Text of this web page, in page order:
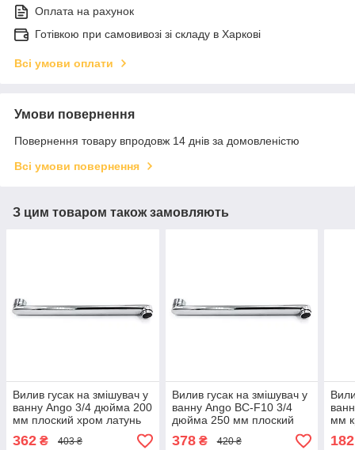
Оплата на рахунок
Готівкою при самовивозі зі складу в Харкові
Всі умови оплати
Умови повернення
Повернення товару впродовж 14 днів за домовленістю
Всі умови повернення
З цим товаром також замовляють
Вилив гусак на змішувач у
ванну Ango 3/4 дюйма 200
мм плоский хром латунь
362 ₴ 403 ₴
Вилив гусак на змішувач у
ванну Ango BC-F10 3/4
дюйма 250 мм плоский
хром латунь
378₴ 420 ₴
мм
182